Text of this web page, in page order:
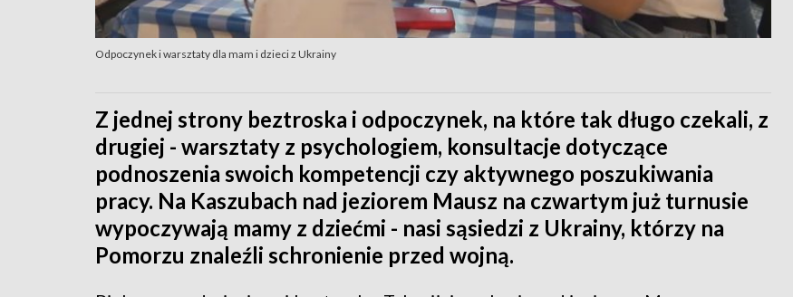
Odpoczynek i warsztaty dla mam i dzieci z Ukrainy
Z jednej strony beztroska i odpoczynek, na które tak długo czekali, z
drugiej - warsztaty z psychologiem, konsultacje dotyczące
podnoszenia swoich kompetencji czy aktywnego poszukiwania
pracy. Na Kaszubach nad jeziorem Mausz na czwartym już turnusie
wypoczywają mamy z dziećmi - nasi sąsiedzi z Ukrainy, którzy na
Pomorzu znaleźli schronienie przed wojną.